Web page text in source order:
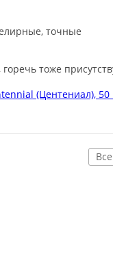
точные
тоже